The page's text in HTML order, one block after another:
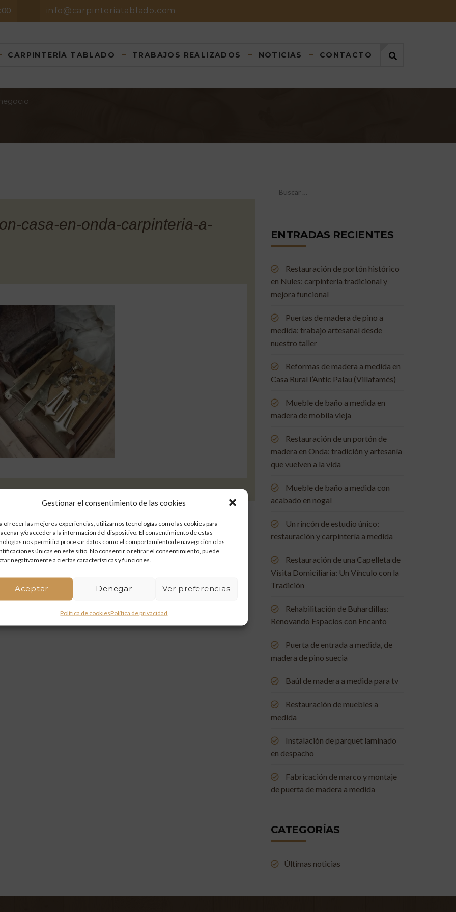
Gestionar el consentimiento de las cookies
ofrecer las mejores experiencias, utilizamos tecnologías como las cookies para
y/o acceder a la información del dispositivo. El consentimiento de estas
nos permitirá procesar datos como el comportamiento de navegación o las
únicas en este sitio. No consentir o retirar el consentimiento, puede
negativamente a ciertas características y funciones.
Aceptar Denegar Ver preferencias
Política de cookiesPolítica de privacidad
info@carpinteriatablado.com
CARPINTERÍA TABLADO TRABAJOS REALIZADOS NOTICIAS CONTACTO
casa-en-onda-carpinteria-a-
ENTRADAS RECIENTES
Restauración de portón histórico
en Nules: carpintería tradicional y
mejora funcional
Puertas de madera de pino a
medida: trabajo artesanal desde
nuestro taller
Reformas de madera a medida en
Casa Rural l’Antic Palau (Villafamés)
Mueble de baño a medida en
madera de mobila vieja
Restauración de un portón de
madera en Onda: tradición y artesanía
que vuelven a la vida
Mueble de baño a medida con
acabado en nogal
Un rincón de estudio único:
restauración y carpintería a medida
Restauración de una Capelleta de
Visita Domiciliaria: Un Vínculo con la
Tradición
Rehabilitación de Buhardillas:
Renovando Espacios con Encanto
Puerta de entrada a medida, de
madera de pino suecia
Baúl de madera a medida para tv
Restauración de muebles a
medida
Instalación de parquet laminado
en despacho
Fabricación de marco y montaje
de puerta de madera a medida
CATEGORÍAS
Últimas noticias